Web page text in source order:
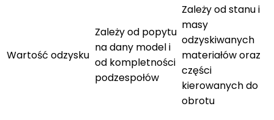
Wartość odzysku
Zależy od popytu
na dany model i
od kompletności
podzespołów
Zależy od stanu i
masy
odzyskiwanych
materiałów oraz
części
kierowanych do
obrotu